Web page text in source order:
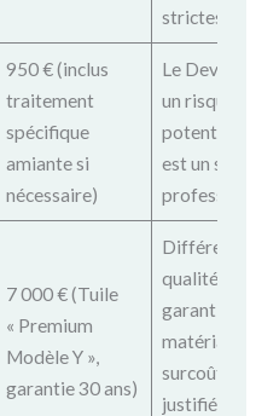
strictes. À
950 € (inclus
traitement
spécifique
amiante si
nécessaire)
Le Devis B
un risque
potentiel,
est un
7 000 € (Tuile
« Premium
Modèle Y »,
garantie 30 ans)
Différence
qualité et
garantie du
matériau.
surcoût
justifié sur